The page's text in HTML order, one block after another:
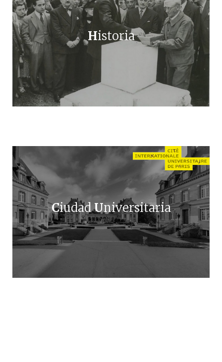
Historia
CiudadUniversitaria